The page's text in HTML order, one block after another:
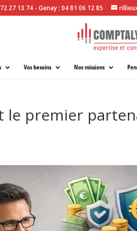
27 13 74 - Genay : 04 81 06 12 85
Vos besoins Nos missions
le premier